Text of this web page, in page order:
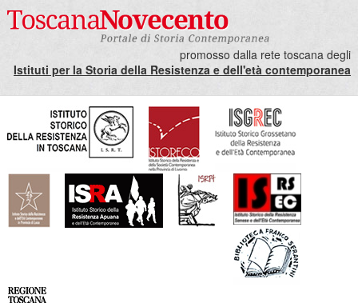
promosso dalla rete toscana degli
Istituti per la Storia della Resistenza e dell'età contemporanea